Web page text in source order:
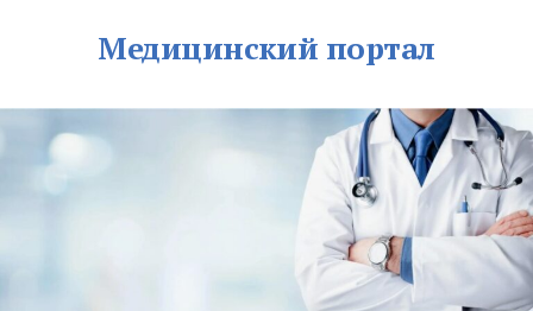
Медицинский портал